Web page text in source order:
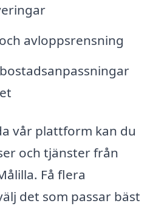
avloppsrensning
vår plattform kan du
och tjänster från
Få flera
det som passar bäst